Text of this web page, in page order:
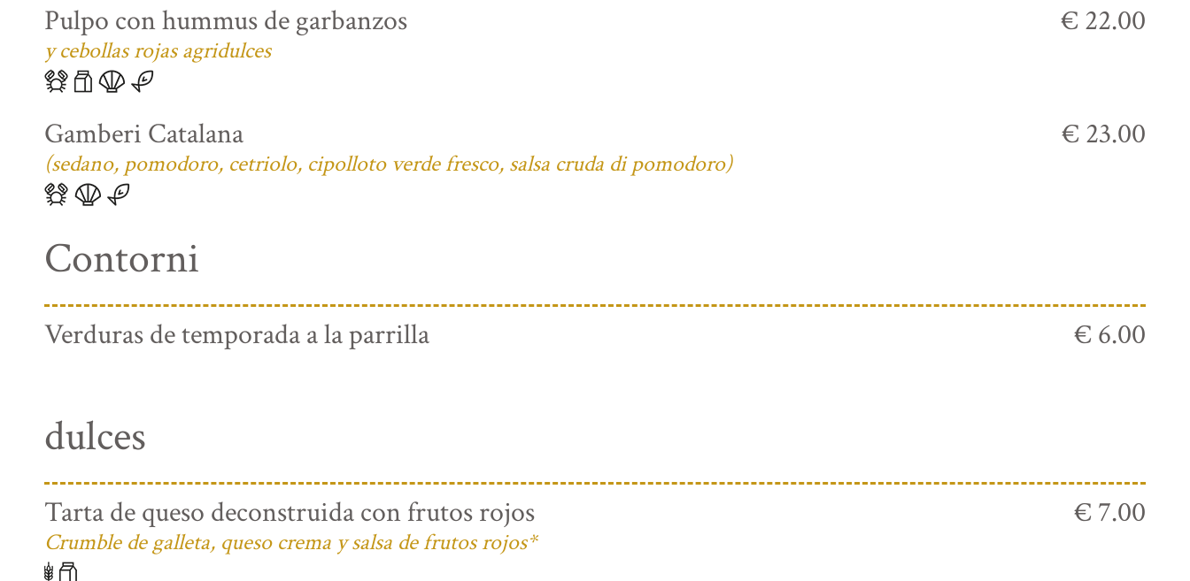
Pulpo con hummus de garbanzos
y cebollas rojas agridulces
€ 22.00
Gamberi Catalana
(sedano, pomodoro, cetriolo, cipolloto verde fresco, salsa cruda di pomodoro)
€ 23.00
Contorni
Verduras de temporada a la parrilla € 6.00
dulces
Tarta de queso deconstruida con frutos rojos
Crumble de galleta, queso crema y salsa de frutos rojos*
€ 7.00